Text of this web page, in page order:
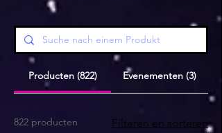
Producten (822) Evenementen (3)
822 producten Filteren en sorteren